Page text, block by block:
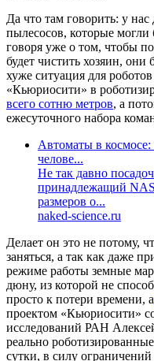
Да что там говорить: у
пылесосов, которые
говоря уже о том, чтобы
будет чистить хозяин,
хуже ситуация для
«Кьюриосити» в
всего сотню метров, а
ежесуточного набора
Автоматы в
челове...
Не так давно
принадлежащий
размеров о...
naked-science.ru
Делает он это не потому,
заняться, а так как даже
режиме работы земные
дюну, из которой не
просто к потери времени, а
проектом «Кьюриосити»
исследований РАН
реально
сутки, в силу